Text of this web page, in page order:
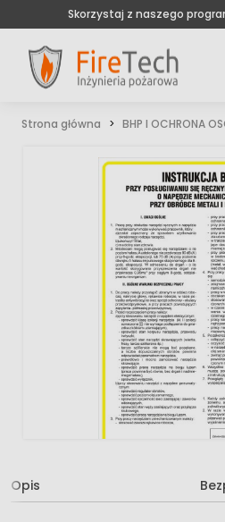
Skorzystaj z naszego
Strona główna BHP I OCHRONA
Opis